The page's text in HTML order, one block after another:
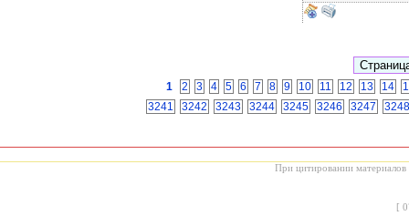
1 2 3 4 5 6 7 8 9 10 11 12 13 14
3241
3242 3243 3244 3245 3246 3247 3248
При цитировании материалов
[